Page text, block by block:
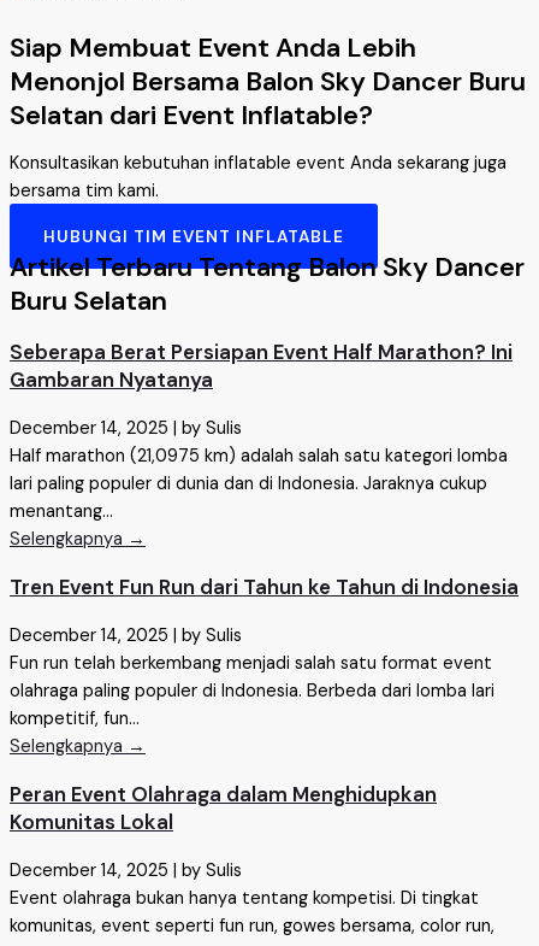
Siap Membuat Event Anda Lebih
Menonjol Bersama Balon Sky Dancer Buru
Selatan dari Event Inflatable?
Konsultasikan kebutuhan inflatable event Anda sekarang juga
bersama tim kami.
HUBUNGI TIM EVENT INFLATABLE
Artikel Terbaru Tentang Balon Sky Dancer
Buru Selatan
Seberapa Berat Persiapan Event Half Marathon? Ini
Gambaran Nyatanya
December 14, 2025 | by Sulis
Half marathon (21,0975 km) adalah salah satu kategori lomba
lari paling populer di dunia dan di Indonesia. Jaraknya cukup
menantang...
Selengkapnya →
Tren Event Fun Run dari Tahun ke Tahun di Indonesia
December 14, 2025 | by Sulis
Fun run telah berkembang menjadi salah satu format event
olahraga paling populer di Indonesia. Berbeda dari lomba lari
kompetitif, fun...
Selengkapnya →
Peran Event Olahraga dalam Menghidupkan
Komunitas Lokal
December 14, 2025 | by Sulis
Event olahraga bukan hanya tentang kompetisi. Di tingkat
komunitas, event seperti fun run, gowes bersama, color run,